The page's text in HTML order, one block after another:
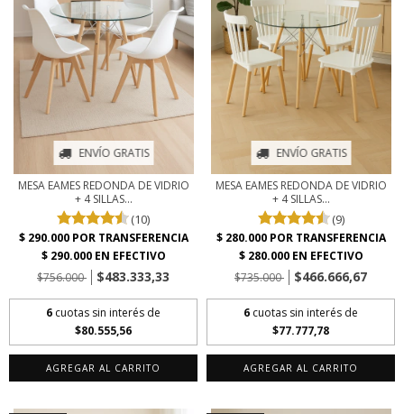
ENVÍO GRATIS
MESA EAMES REDONDA DE VIDRIO
+ 4 SILLAS...
(10)
$756.000 $483.333,33
6 cuotas sin interés de
$80.555,56
AGREGAR AL CARRITO
ENVÍO GRATIS
MESA EAMES REDONDA DE VIDRIO
+ 4 SILLAS...
(9)
$735.000 $466.666,67
6 cuotas sin interés de
$77.777,78
AGREGAR AL CARRITO